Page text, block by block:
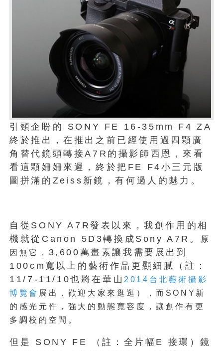
引頸企盼的 SONY FE 16-35mm F4 ZA
終於推出，在推出之前已經使用過四顆廣
角替代鏡頭轉接A7R的攝影師西恩，來看
看這顆姍姍來遲，終於把FE F4小三元版
圖拼滿的Zeiss新鏡，有何過人的魅力。
自從SONY A7R發表以來，我創作用的相
機就從Canon 5D3轉換成Sony A7R。
原
因無它， 3,600萬畫素讓我需要展出到
100cm寬以上的藝術作品更顯細膩（註：
11/7-11/10也將在華山2014 台北藝術攝影
博覽會 展出，歡迎大家來逛逛），而SONY新
的感光元件， 強大的動態寬容度，讓創作有更
多調校的空間。
但是 SONY FE （註：全片幅E 接環）鏡